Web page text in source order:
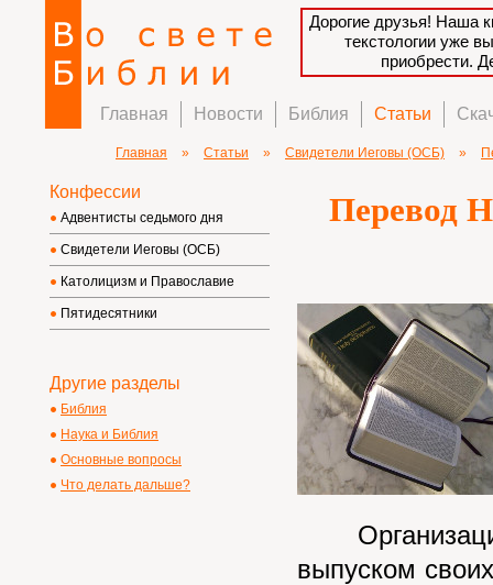
Дорогие друзья! Наша
текстологии уже
приобрести.
Главная Новости Библия Статьи
Главная » Статьи » Свидетели Иеговы (ОСБ) »
Перевод
выпуском
Конфессии
Адвентисты седьмого дня
Свидетели Иеговы (ОСБ)
Католицизм и Православие
Пятидесятники
Другие разделы
Библия
Наука и Библия
Основные вопросы
Что делать дальше?